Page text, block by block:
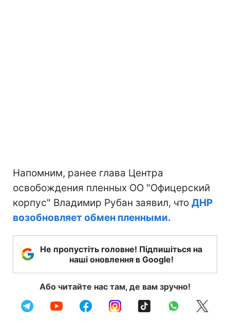
Напомним, ранее глава Центра
освобождения пленных ОО "Офицерский
корпус" Владимир Рубан заявил, что ДНР
возобновляет обмен пленными.
Не пропустіть головне! Підпишіться на
наші оновлення в Google!
Або читайте нас там, де вам зручно!